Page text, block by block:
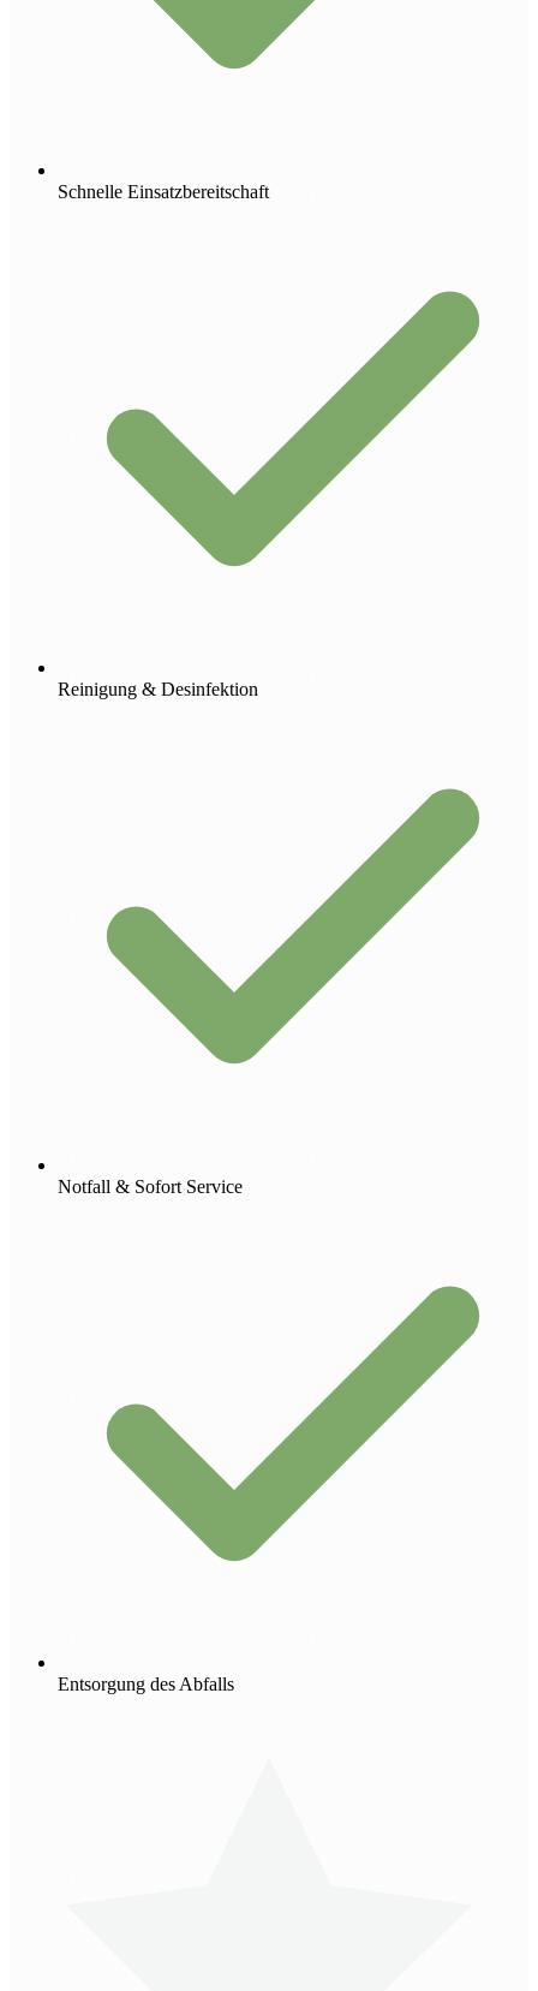
Schnelle Einsatzbereitschaft
Reinigung & Desinfektion
Notfall & Sofort Service
Entsorgung des Abfalls